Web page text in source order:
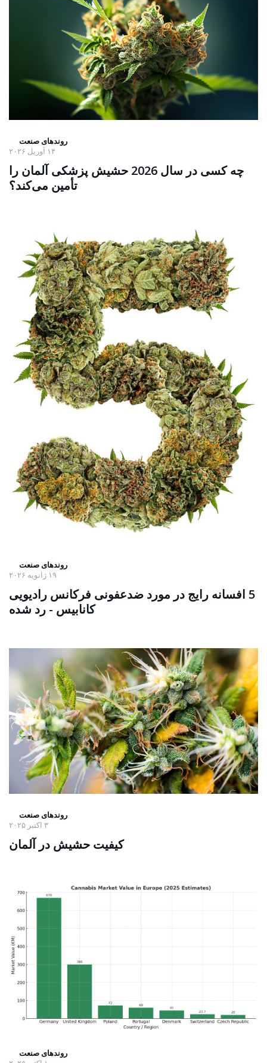
روندهای صنعت
۱۴ آوریل ۲۰۲۶
چه کسی در سال 2026 حشیش پزشکی آلمان را
تأمین می‌کند؟
روندهای صنعت
۱۹ ژانویه ۲۰۲۶
5 افسانه رایج در مورد ضدعفونی فرکانس رادیویی
کانابیس - رد شده
روندهای صنعت
۳ اکتبر ۲۰۲۵
کیفیت حشیش در آلمان
روندهای صنعت